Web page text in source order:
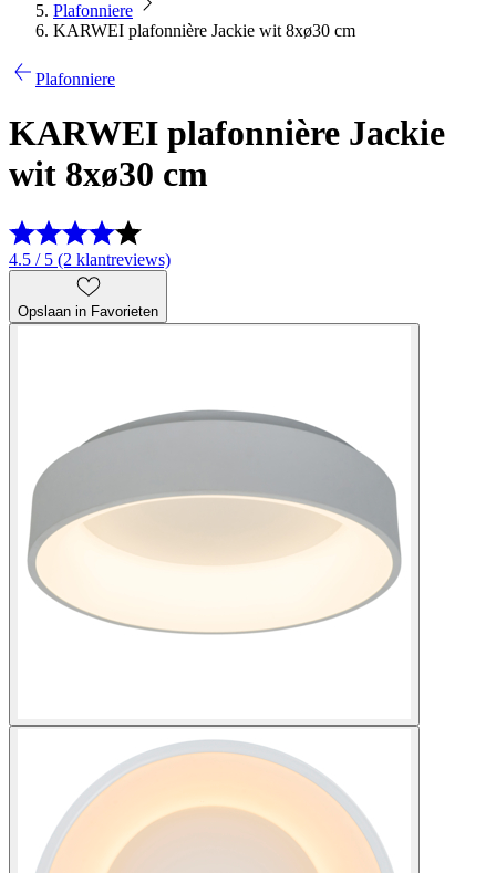
Plafonniere
KARWEI plafonnière Jackie wit 8xø30 cm
Plafonniere
KARWEI plafonnière Jackie
wit 8xø30 cm
4.5 / 5 (2 klantreviews)
Opslaan in Favorieten